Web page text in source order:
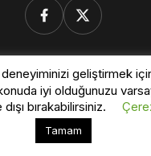
deneyimi yaşamanızı
Hakları Saklıdır.
geliştirmek
iyi olduğunuzu
bırakabilirsiniz.
Tamam